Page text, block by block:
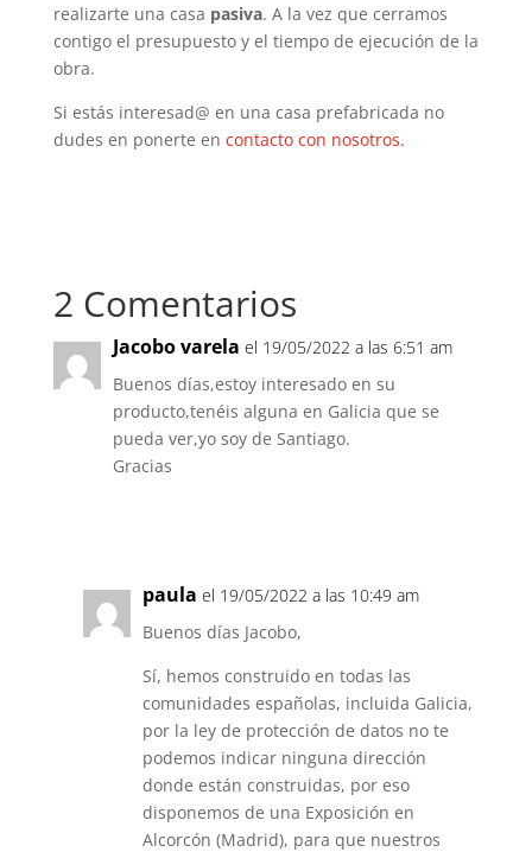
realizarte una casa pasiva. A la vez que cerramos
contigo el presupuesto y el tiempo de ejecución de la
obra.
Si estás interesad@ en una casa prefabricada no
dudes en ponerte en contacto con nosotros.
2 Comentarios
Jacobo varela el 19/05/2022 a las 6:51 am
Buenos días,estoy interesado en su
producto,tenéis alguna en Galicia que se
pueda ver,yo soy de Santiago.
Gracias
paula el 19/05/2022 a las 10:49 am
Buenos días Jacobo,
Sí, hemos construido en todas las
comunidades españolas, incluida Galicia,
por la ley de protección de datos no te
podemos indicar ninguna dirección
donde están construidas, por eso
disponemos de una Exposición en
Alcorcón (Madrid), para que nuestros